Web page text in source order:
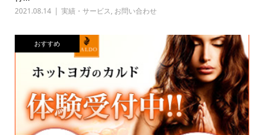
2021.08.14 実績・サービス, お問い合わせ
おすすめ